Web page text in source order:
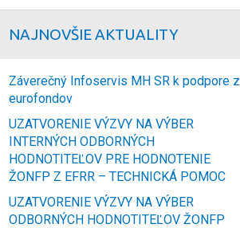
NAJNOVŠIE AKTUALITY
Záverečný Infoservis MH SR k podpore z
eurofondov
UZATVORENIE VÝZVY NA VÝBER
INTERNÝCH ODBORNÝCH
HODNOTITEĽOV PRE HODNOTENIE
ŽONFP Z EFRR – TECHNICKÁ POMOC
UZATVORENIE VÝZVY NA VÝBER
ODBORNÝCH HODNOTITEĽOV ŽONFP